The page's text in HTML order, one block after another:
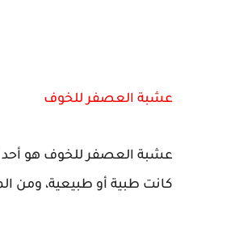
عشبة العصفر للخوف
عشبة العصفر للخوف هو أحد
كانت طبية أو طبيعية، ومن